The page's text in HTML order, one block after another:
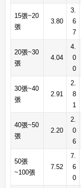
15張~20
張
3.80
3.
6
7
20張~30
張
4.04
4.
0
0
30張~40
張
2.91
2.
8
1
40張~50
張
2.20
2.
0
6
50張
~100張
7.52
7.
6
0